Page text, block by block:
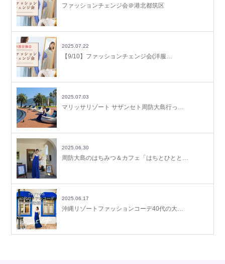
ファッションチェンジ会＠港北都筑区
2025.07.22
【9/10】ファッションチェンジ会(洋服…
2025.07.03
マリッサリゾート サザンセト周防大島行っ…
2025.06.30
周防大島のはちみつ＆カフェ「はちとひとと…
2025.06.17
沖縄リゾートファッションコーデ40代の大…